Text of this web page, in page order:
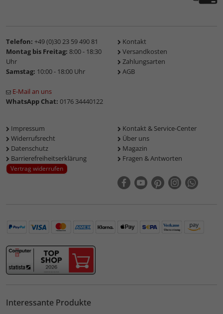
Telefon: +49 (0)30 23 59 490 81
Montag bis Freitag: 8:00 - 18:30
Uhr
Samstag: 10:00 - 18:00 Uhr
E-Mail an uns
WhatsApp Chat: 0176 34440122
Kontakt
Versandkosten
Zahlungsarten
AGB
Impressum
Widerrufsrecht
Datenschutz
Barrierefreiheitserklärung
Vertrag widerrufen
Kontakt & Service-Center
Über uns
Magazin
Fragen & Antworten
Interessante Produkte